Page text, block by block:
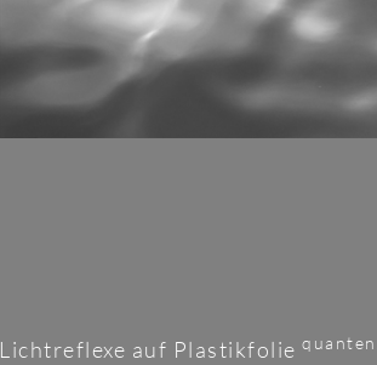
Lichtreflexe auf Plastikfolie